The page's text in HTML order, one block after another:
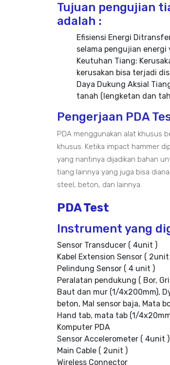
Tujuan pengujian
adalah :
Efisiensi Energi
selama pengujian
Keutuhan Tiang:
kerusakan bisa terjadi
Daya Dukung Aksial
tanah (lengketan dan
Pengerjaan PDA
PDA menggunakan alat khusus
khusus. Ketika impact hammer
yang nantinya dijadikan bahan
tiang lainnya yang juga bisa
steel, beton, dan lainnya.
PDA Test
Instrument yang
Sensor Transducer ( 4unit )
Kabel Extension Sensor ( 2unit
Pelindung Sensor ( 4 unit )
Peralatan pendukung ( Bor,
Baut dan mur (1/4x200mm),
beton, Mal sensor baja, Mata
Hand tab, mata tab (1/
Komputer PDA
Sensor Accelerometer ( 4unit )
Main Cable ( 2unit )
Wireless Connector